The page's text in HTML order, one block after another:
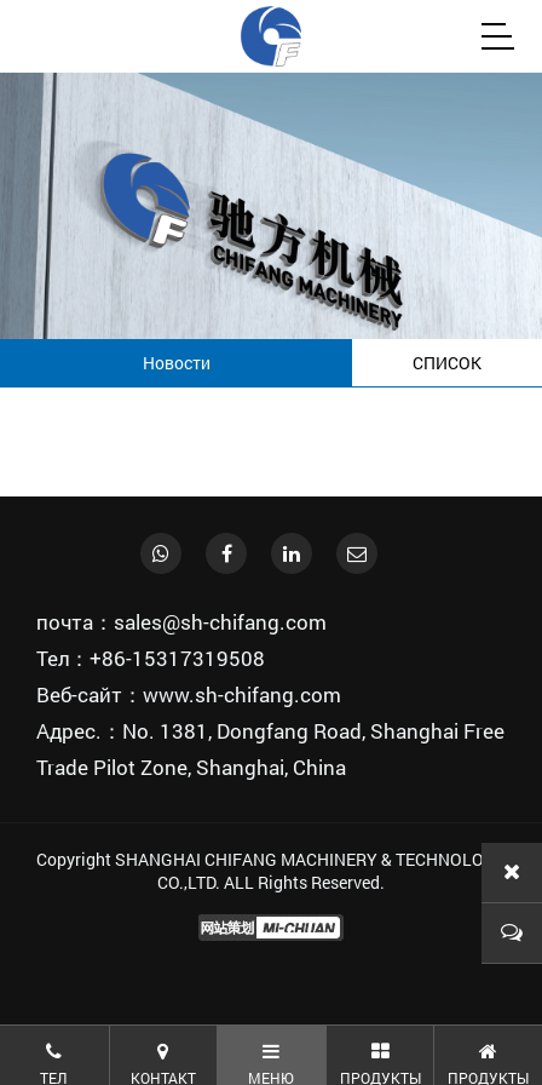
Новости СПИСОК
почта：sales@sh-chifang.com
Тел：+86-15317319508
Веб-сайт：www.sh-chifang.com
Адрес.：No. 1381, Dongfang Road, Shanghai Free
Trade Pilot Zone, Shanghai, China
Copyright SHANGHAI CHIFANG MACHINERY & TECHNOLOGY
CO.,LTD. ALL Rights Reserved.
ТЕЛ КОНТАКТ МЕНЮ ПРОДУКТЫ ПРОДУКТЫ